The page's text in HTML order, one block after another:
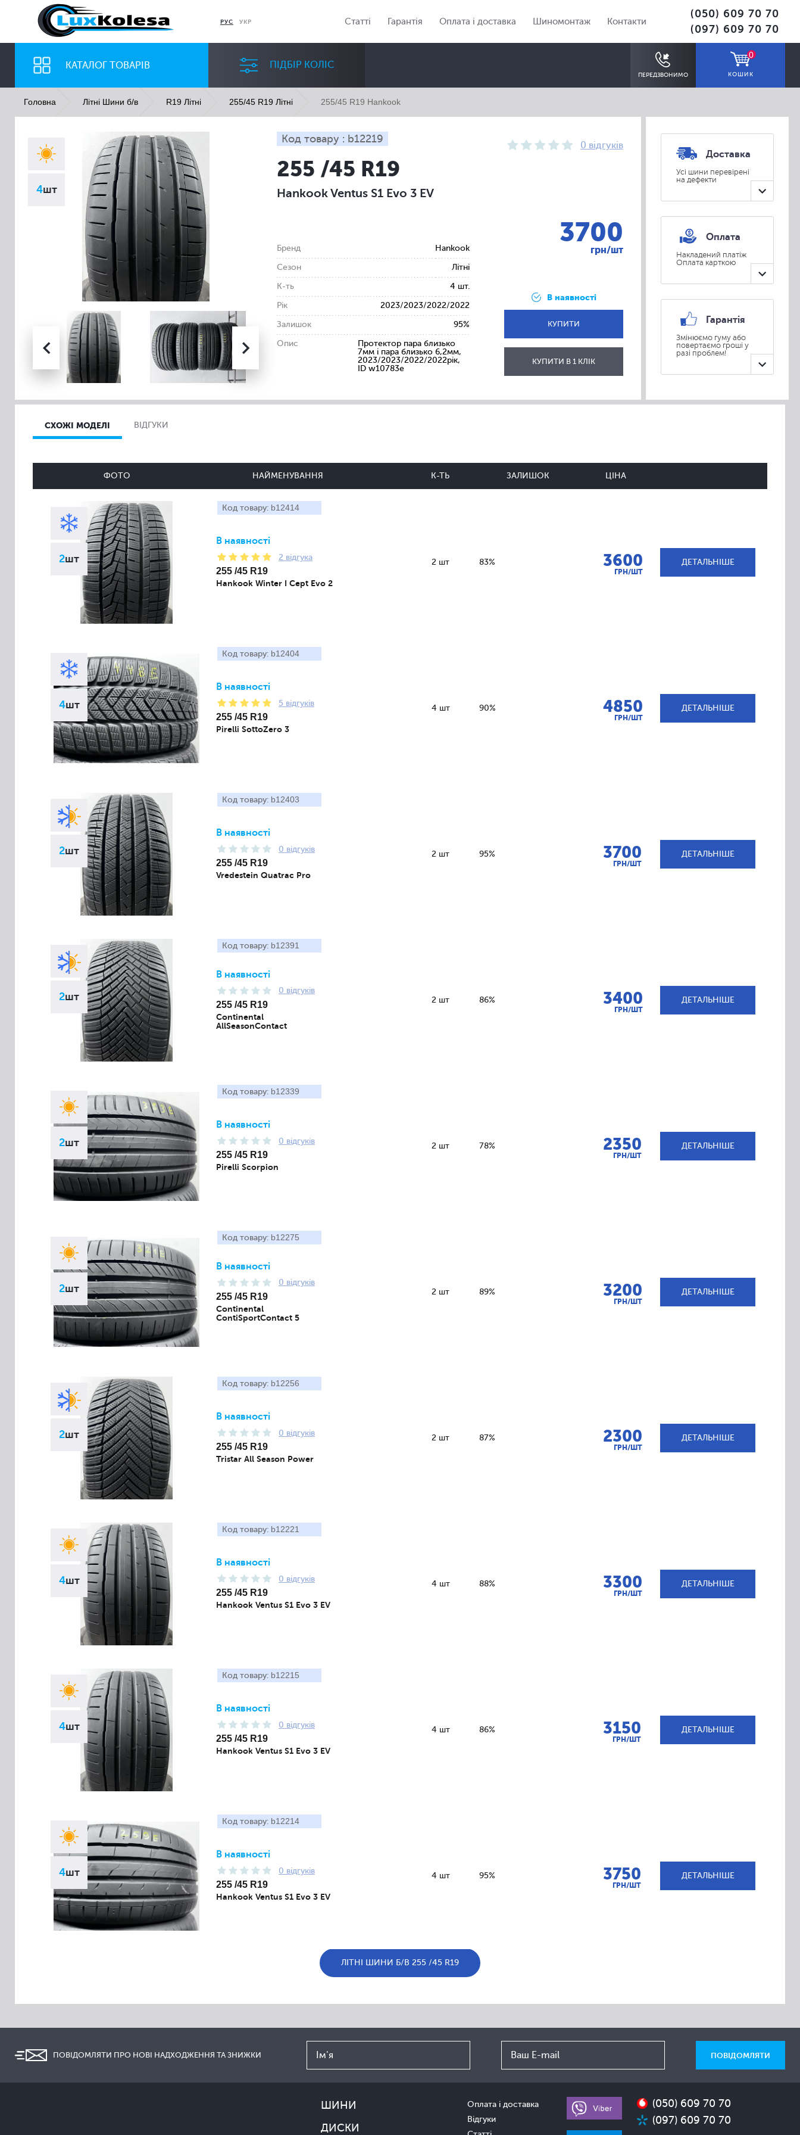
РУС УКР Статті Гарантія Оплата і доставка Шиномонтаж Контакти
(050) 609 70 70
(097) 609 70 70
КАТАЛОГ ТОВАРІВ ПІДБІР КОЛІС
ПЕРЕДЗВОНИМО
0
КОШИК
ШИНИ ДИСКИ
Ширина
Всі
Профіль
Всі
Діаметр
Всі
Сезон
Всі
Головна Літні Шини б/в R19 Літні 255/45 R19 Літні 255/45 R19 Hankook
4шт
Код товару : b12219
0 відгуків
255 /45 R19
Hankook Ventus S1 Evo 3 EV
Бренд Hankook
Сезон Літні
К-ть 4 шт.
Рік 2023/2023/2022/2022
Залишок 95%
Опис
Протектор пара близько
7мм і пара близько 6,2мм,
2023/2023/2022/2022рік,
ID w10783e
3700
грн/шт
В наявності
КУПИТИ
ВІДПРАВИТИ
КУПИТИ В 1 КЛІК
Доставка
Усі шини перевірені
на дефекти
Оплата
Накладений платіж
Оплата карткою
Гарантія
Змінюємо гуму або
повертаємо гроші у
разі проблем!
СХОЖІ МОДЕЛІ ВІДГУКИ
ФОТО НАЙМЕНУВАННЯ К-ТЬ ЗАЛИШОК ЦІНА
2шт
Код товару: b12414
В наявності
2 відгука
255 /45 R19
Hankook Winter I Cept Evo 2
2 шт 83% 3600
ГРН/ШТ
ДЕТАЛЬНІШЕ
4шт
Код товару: b12404
В наявності
5 відгуків
255 /45 R19
Pirelli SottoZero 3
4 шт 90% 4850
ГРН/ШТ
ДЕТАЛЬНІШЕ
2шт
Код товару: b12403
В наявності
0 відгуків
255 /45 R19
Vredestein Quatrac Pro
2 шт 95% 3700
ГРН/ШТ
ДЕТАЛЬНІШЕ
2шт
Код товару: b12391
В наявності
0 відгуків
255 /45 R19
Continental
AllSeasonContact
2 шт 86% 3400
ГРН/ШТ
ДЕТАЛЬНІШЕ
2шт
Код товару: b12339
В наявності
0 відгуків
255 /45 R19
Pirelli Scorpion
2 шт 78% 2350
ГРН/ШТ
ДЕТАЛЬНІШЕ
2шт
Код товару: b12275
В наявності
0 відгуків
255 /45 R19
Continental
ContiSportContact 5
2 шт 89% 3200
ГРН/ШТ
ДЕТАЛЬНІШЕ
2шт
Код товару: b12256
В наявності
0 відгуків
255 /45 R19
Tristar All Season Power
2 шт 87% 2300
ГРН/ШТ
ДЕТАЛЬНІШЕ
4шт
Код товару: b12221
В наявності
0 відгуків
255 /45 R19
Hankook Ventus S1 Evo 3 EV
4 шт 88% 3300
ГРН/ШТ
ДЕТАЛЬНІШЕ
4шт
Код товару: b12215
В наявності
0 відгуків
255 /45 R19
Hankook Ventus S1 Evo 3 EV
4 шт 86% 3150
ГРН/ШТ
ДЕТАЛЬНІШЕ
4шт
Код товару: b12214
В наявності
0 відгуків
255 /45 R19
Hankook Ventus S1 Evo 3 EV
4 шт 95% 3750
ГРН/ШТ
ДЕТАЛЬНІШЕ
ЛІТНІ ШИНИ Б/В 255 /45 R19
ПОВІДОМЛЯТИ ПРО НОВІ НАДХОДЖЕННЯ ТА ЗНИЖКИ
ШИНИ
ДИСКИ
Оплата і доставка
Відгуки
(050) 609 70 70
(097) 609 70 70